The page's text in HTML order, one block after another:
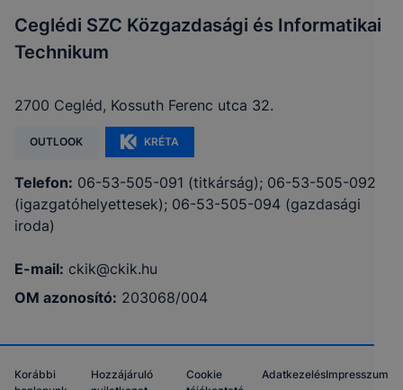
Ceglédi SZC Közgazdasági és Informatikai
Technikum
2700 Cegléd, Kossuth Ferenc utca 32.
OUTLOOK KRÉTA
Telefon: 06-53-505-091 (titkárság); 06-53-505-092
(igazgatóhelyettesek); 06-53-505-094 (gazdasági
iroda)
E-mail: ckik@ckik.hu
OM azonosító: 203068/004
Korábbi
Hozzájáruló
Cookie
AdatkezelésImpresszum